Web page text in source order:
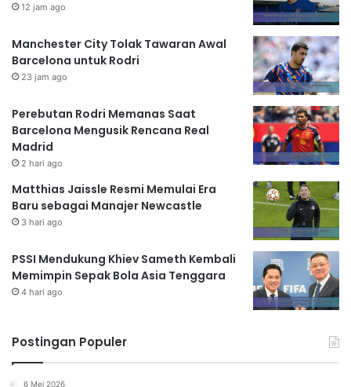
12 jam ago
Manchester City Tolak Tawaran Awal
Barcelona untuk Rodri
23 jam ago
Perebutan Rodri Memanas Saat
Barcelona Mengusik Rencana Real
Madrid
2 hari ago
Matthias Jaissle Resmi Memulai Era
Baru sebagai Manajer Newcastle
3 hari ago
PSSI Mendukung Khiev Sameth Kembali
Memimpin Sepak Bola Asia Tenggara
4 hari ago
Postingan Populer
6 Mei 2026